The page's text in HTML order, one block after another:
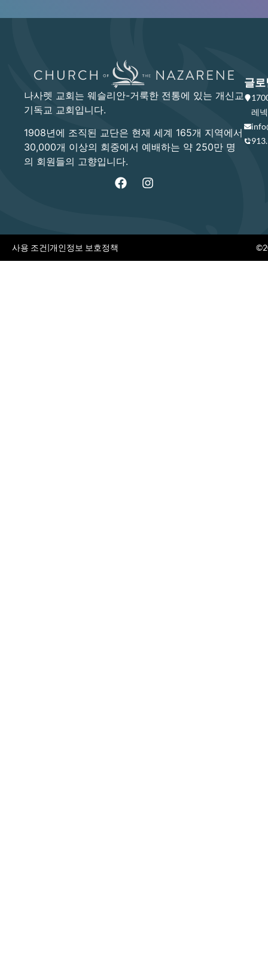
나사렛 교회는 웨슬리안-거룩한 전통에 있는 개신교
기독교 교회입니다.
1908년에 조직된 교단은 현재 세계 165개 지역에서
30,000개 이상의 회중에서 예배하는 약 250만 명
의 회원들의 고향입니다.
글로
레
사용 조건|개인정보 보호정책